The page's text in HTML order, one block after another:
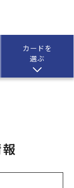
カードを
選ぶ